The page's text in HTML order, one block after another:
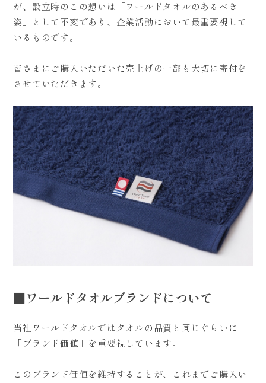
が、設立時のこの想いは「ワールドタオルのあるべき
姿」として不変であり、企業活動において最重要視して
いるものです。
皆さまにご購入いただいた売上げの一部も大切に寄付を
させていただきます。
■ワールドタオルブランドについて
当社ワールドタオルではタオルの品質と同じぐらいに
「ブランド価値」を重要視しています。
このブランド価値を維持することが、これまでご購入い